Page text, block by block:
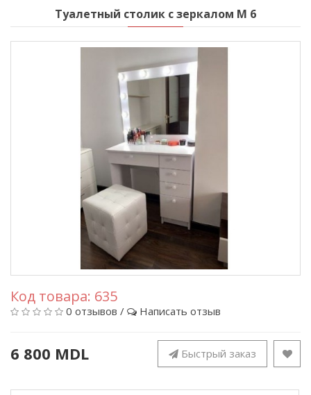
Туалетный столик с зеркалом М 6
Код товара: 635
0 отзывов / Написать отзыв
6 800 MDL Быстрый заказ